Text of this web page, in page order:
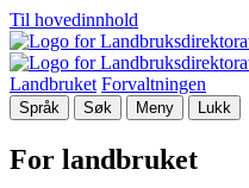
Til hovedinnhold
Landbruket Forvaltningen
Språk Søk Meny Lukk
For landbruket